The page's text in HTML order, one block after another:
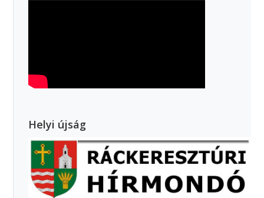
Helyi újság